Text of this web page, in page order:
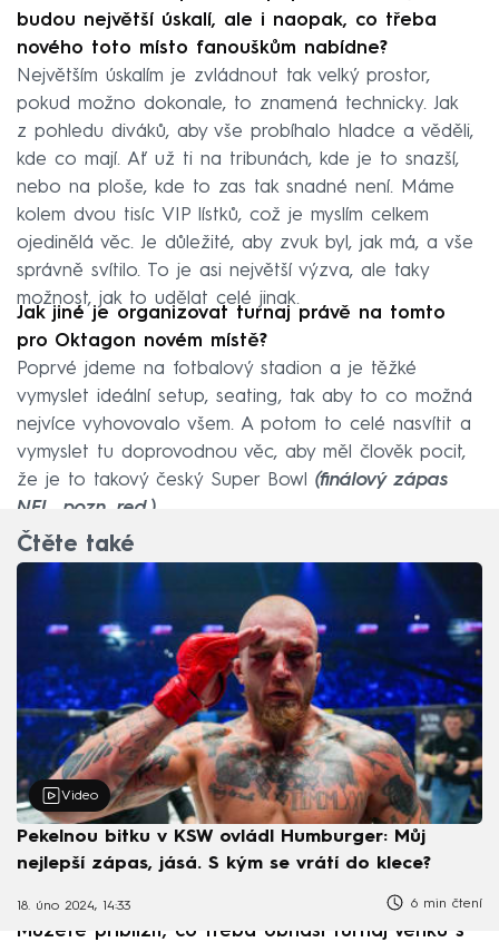
budou největší úskalí, ale i naopak, co třeba
nového toto místo fanouškům nabídne?
Největším úskalím je zvládnout tak velký prostor,
pokud možno dokonale, to znamená technicky. Jak
z pohledu diváků, aby vše probíhalo hladce a věděli,
kde co mají. Ať už ti na tribunách, kde je to snazší,
nebo na ploše, kde to zas tak snadné není. Máme
kolem dvou tisíc VIP lístků, což je myslím celkem
ojedinělá věc. Je důležité, aby zvuk byl, jak má, a vše
správně svítilo. To je asi největší výzva, ale taky
možnost, jak to udělat celé jinak.
Jak jiné je organizovat turnaj právě na tomto
pro Oktagon novém místě?
Poprvé jdeme na fotbalový stadion a je těžké
vymyslet ideální setup, seating, tak aby to co možná
nejvíce vyhovovalo všem. A potom to celé nasvítit a
vymyslet tu doprovodnou věc, aby měl člověk pocit,
že je to takový český Super Bowl (finálový zápas
NFL, pozn. red.)
Čtěte také
Video
Pekelnou bitku v KSW ovládl Humburger: Můj
nejlepší zápas, jásá. S kým se vrátí do klece?
18. úno 2024, 14:33 6 min čtení
Můžete přiblížit, co třeba obnáší turnaj venku s